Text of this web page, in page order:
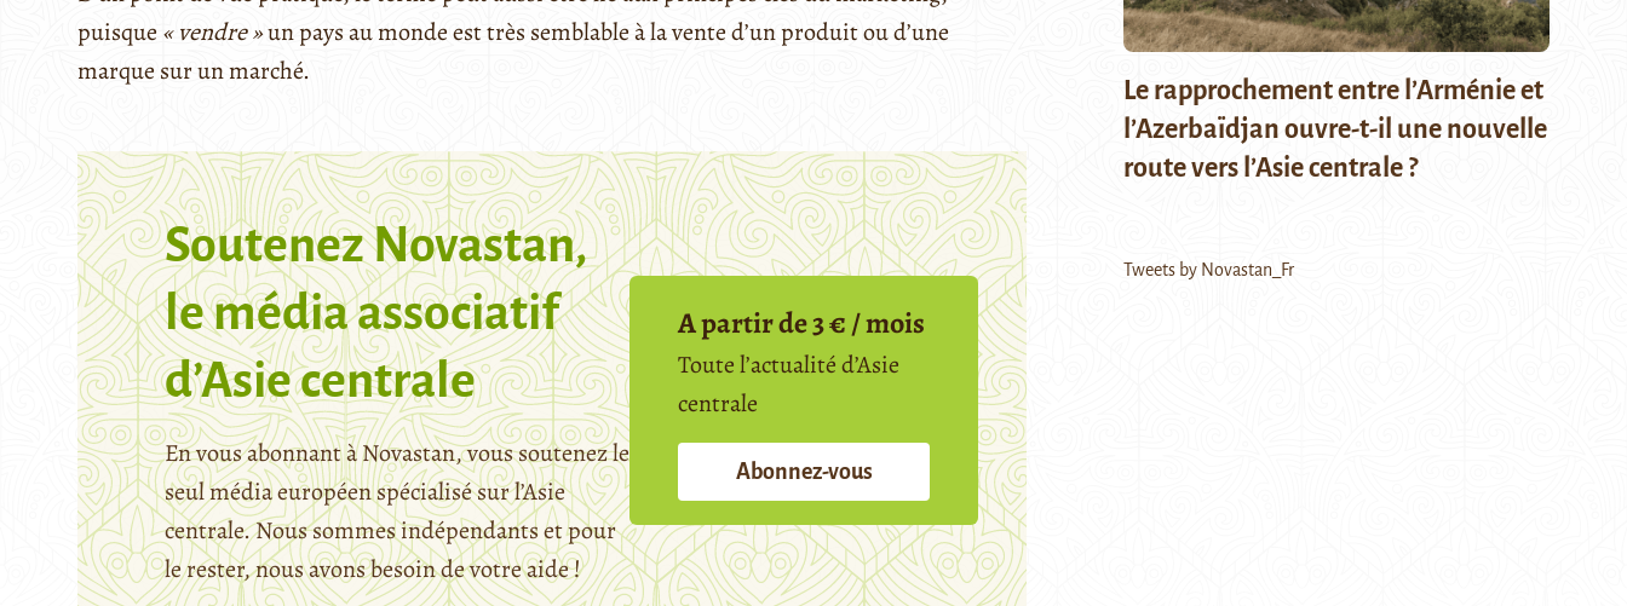
puisque« vendre »un pays au monde est très semblable à la vente d’un produit ou d’une
marque sur un marché.
Soutenez Novastan,
le média associatif
d’Asie centrale
En vous abonnant à Novastan, vous soutenez le
seul média européen spécialisé sur l’Asie
centrale. Nous sommes indépendants et pour
le rester, nous avons besoin de votre aide !
A partir de 3 € / mois
Toute l’actualité d’Asie
centrale
Abonnez-vous
Le rapprochement entre l’Arménie et
l’Azerbaïdjan ouvre-t-il une nouvelle
route vers l’Asie centrale ?
Tweets by Novastan_Fr